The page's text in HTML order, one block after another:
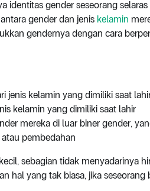
identitas gender seseorang
gender dan jenis kelamin
gendernya dengan cara
jenis kelamin yang dimiliki saat
kelamin yang dimiliki saat lahir
mereka di luar biner gender,
pembedahan
sebagian tidak menyadarinya
hal yang tak biasa, jika seseorang